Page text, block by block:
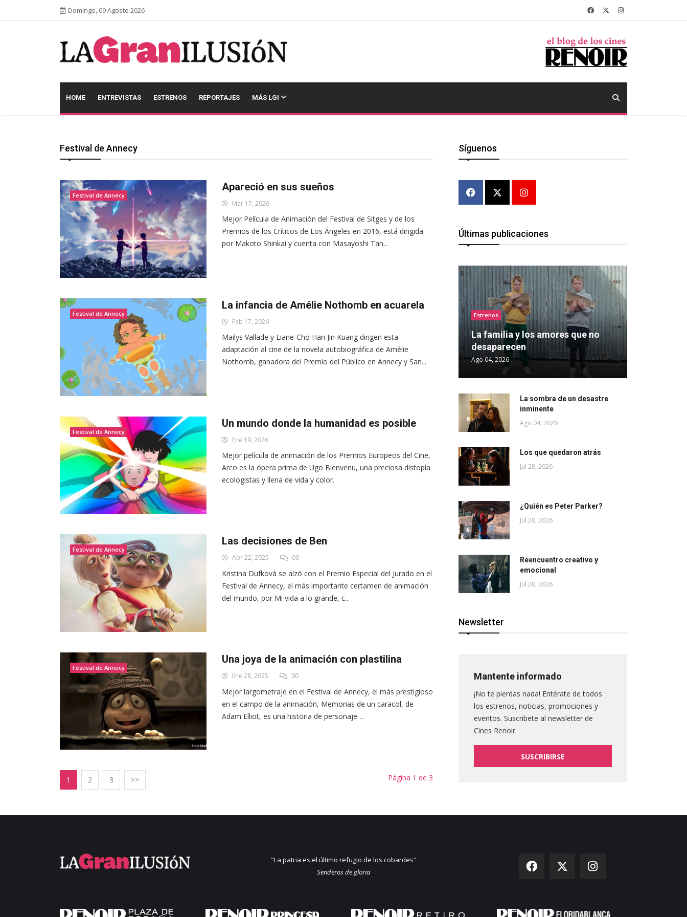
Domingo, 09 Agosto 2026
HOME ENTREVISTAS ESTRENOS REPORTAJES MÁS LGI
Festival de Annecy
Festival de Annecy
Apareció en sus sueños
Mar 17, 2026
Mejor Película de Animación del Festival de Sitges y de los
Premios de los Críticos de Los Ángeles en 2016, está dirigida
por Makoto Shinkai y cuenta con Masayoshi Tan...
Festival de Annecy
La infancia de Amélie Nothomb en acuarela
Feb 17, 2026
Mailys Vallade y Liane-Cho Han Jin Kuang dirigen esta
adaptación al cine de la novela autobiográfica de Amélie
Nothomb, ganadora del Premio del Público en Annecy y San...
Festival de Annecy
Un mundo donde la humanidad es posible
Ene 19, 2026
Mejor película de animación de los Premios Europeos del Cine,
Arco es la ópera prima de Ugo Bienvenu, una preciosa distopía
ecologistas y llena de vida y color.
Festival de Annecy
Las decisiones de Ben
Abr 22, 2025 00
Kristina Dufková se alzó con el Premio Especial del Jurado en el
Festival de Annecy, el más importante certamen de animación
del mundo, por Mi vida a lo grande, c...
Festival de Annecy
Una joya de la animación con plastilina
Ene 28, 2025 00
Mejor largometraje en el Festival de Annecy, el más prestigioso
en el campo de la animación, Memorias de un caracol, de
Adam Elliot, es una historia de personaje ...
1 2 3 >> Página 1 de 3
Síguenos
Últimas publicaciones
Estrenos
La familia y los amores que no
desaparecen
Ago 04, 2026
La sombra de un desastre
inminente
Ago 04, 2026
Los que quedaron atrás
Jul 28, 2026
¿Quién es Peter Parker?
Jul 28, 2026
Reencuentro creativo y
emocional
Jul 28, 2026
Newsletter
Mantente informado
¡No te pierdas nada! Entérate de todos
los estrenos, noticias, promociones y
eventos. Suscribete al newsletter de
Cines Renoir.
SUSCRIBIRSE
"La patria es el último refugio de los cobardes"
Senderos de gloria